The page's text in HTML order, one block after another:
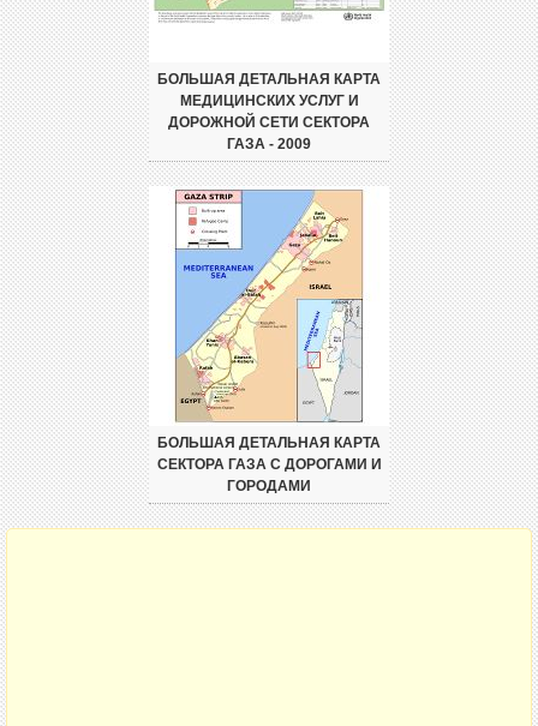
БОЛЬШАЯ ДЕТАЛЬНАЯ КАРТА
МЕДИЦИНСКИХ УСЛУГ И
ДОРОЖНОЙ СЕТИ СЕКТОРА
ГАЗА - 2009
БОЛЬШАЯ ДЕТАЛЬНАЯ КАРТА
СЕКТОРА ГАЗА С ДОРОГАМИ И
ГОРОДАМИ